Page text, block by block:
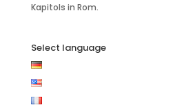
Kapitols in Rom.
Select language